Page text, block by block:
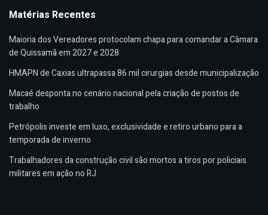
Matérias Recentes
Maioria dos Vereadores protocolam chapa para comandar a Câmara
de Quissamã em 2027 e 2028
HMAPN de Caxias ultrapassa 86 mil cirurgias desde municipalização
Macaé desponta no cenário nacional pela criação de postos de
trabalho
Petrópolis investe em luxo, exclusividade e retiro urbano para a
temporada de inverno
Trabalhadores da construção civil são mortos a tiros por policiais
militares em ação no RJ